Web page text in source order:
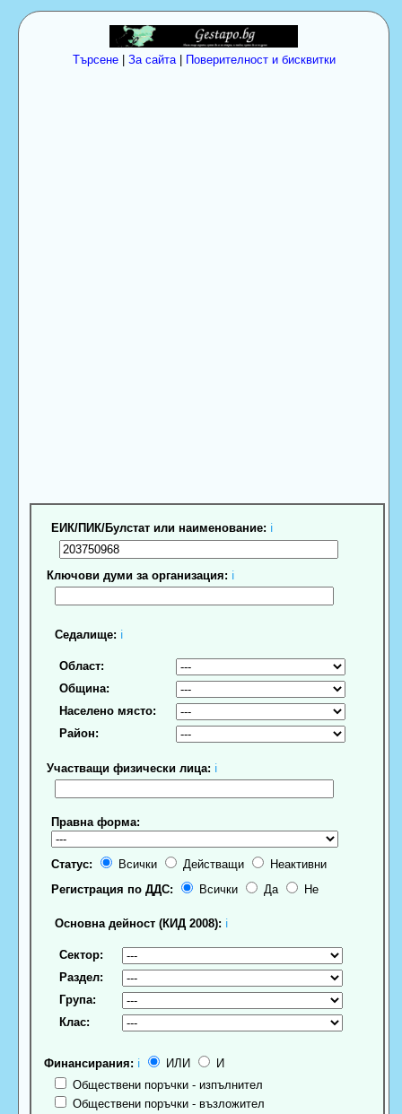
Търсене| За сайта| Поверителност и бисквитки
ЕИК/ПИК/Булстат или наименование: ℹ
Ключови думи за организация: ℹ
Седалище: ℹ
Област:
Община:
Населено място:
Район:
Участващи физически лица: ℹ
Правна форма:
Статус: Всички Действащи
Неактивни
Регистрация по ДДС:
Всички Да Не
Основна дейност (КИД 2008): ℹ
Сектор:
Раздел:
Група:
Клас:
Финансирания: ℹ ИЛИ
И
Обществени поръчки - изпълнител
Обществени поръчки - възложител